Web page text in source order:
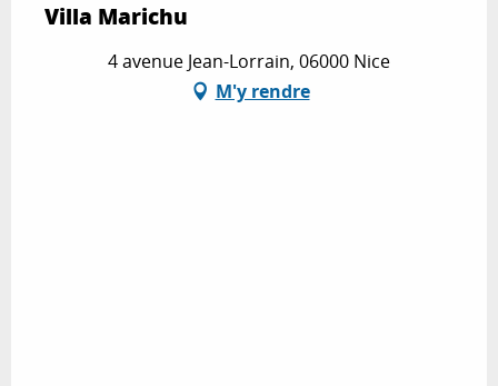
Villa Marichu
4 avenue Jean-Lorrain, 06000 Nice
M'y rendre